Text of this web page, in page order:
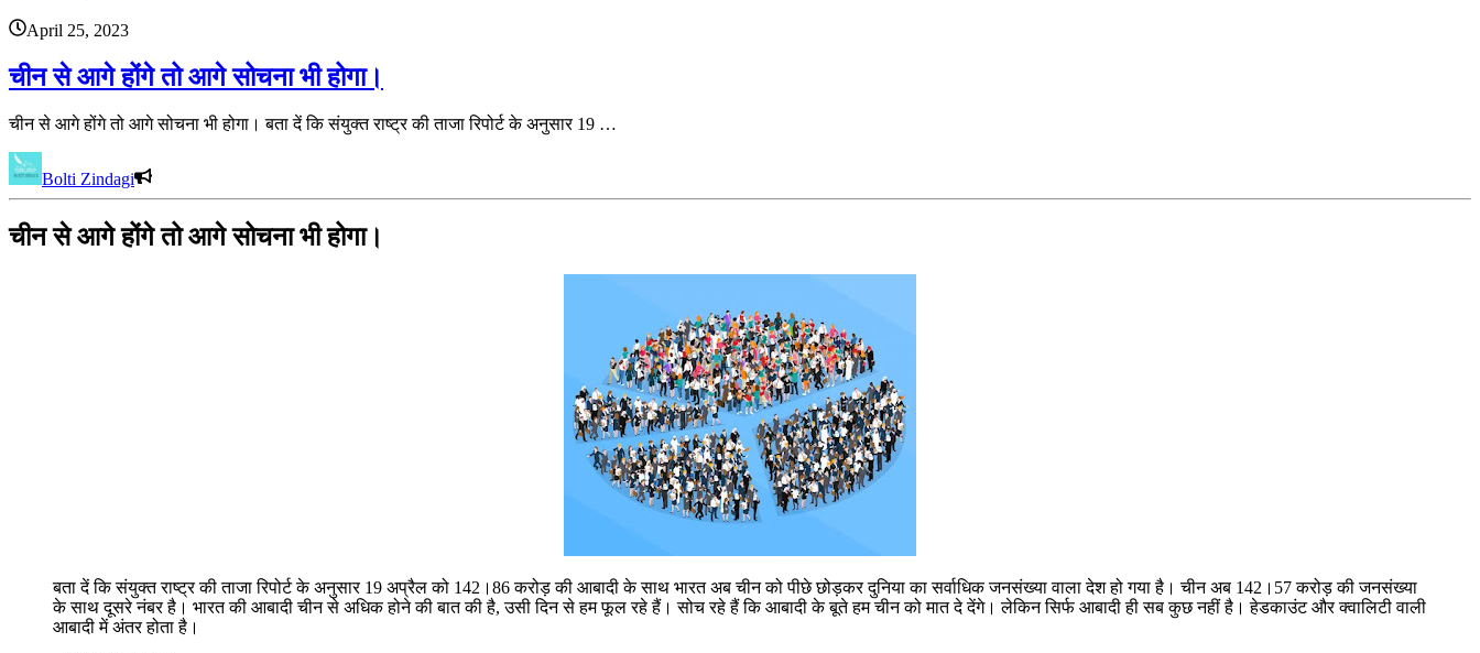
April 25, 2023
चीन से आगे होंगे तो आगे सोचना भी होगा।
चीन से आगे होंगे तो आगे सोचना भी होगा। बता दें कि संयुक्त राष्ट्र की ताजा रिपोर्ट के अनुसार 19 …
Bolti Zindagi
चीन से आगे होंगे तो आगे सोचना भी होगा।
बता दें कि संयुक्त राष्ट्र की ताजा रिपोर्ट के अनुसार 19 अप्रैल को 142।86 करोड़ की आबादी के साथ भारत अब चीन को पीछे छोड़कर दुनिया का सर्वाधिक जनसंख्या वाला देश हो गया है। चीन अब 142।57 करोड़ की जनसंख्या
के साथ दूसरे नंबर है। भारत की आबादी चीन से अधिक होने की बात की है, उसी दिन से हम फूल रहे हैं। सोच रहे हैं कि आबादी के बूते हम चीन को मात दे देंगे। लेकिन सिर्फ आबादी ही सब कुछ नहीं है। हेडकाउंट और क्वालिटी वाली
आबादी में अंतर होता है। ​